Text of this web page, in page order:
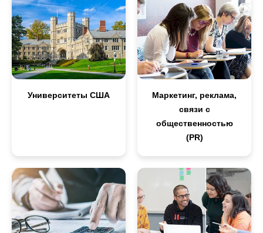
Университеты США
Маркетинг, реклама,
связи с
общественностью
(PR)